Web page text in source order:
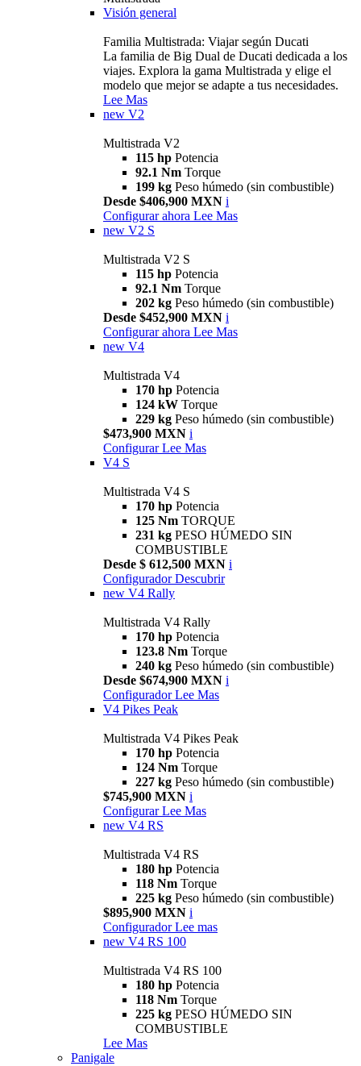
Visión general
Familia Multistrada: Viajar según Ducati
La familia de Big Dual de Ducati dedicada a los
viajes. Explora la gama Multistrada y elige el
modelo que mejor se adapte a tus necesidades.
Lee Mas
new V2
Multistrada V2
115 hp Potencia
92.1 Nm Torque
199 kg Peso húmedo (sin combustible)
Desde $406,900 MXN i
Configurar ahora Lee Mas
new V2 S
Multistrada V2 S
115 hp Potencia
92.1 Nm Torque
202 kg Peso húmedo (sin combustible)
Desde $452,900 MXN i
Configurar ahora Lee Mas
new V4
Multistrada V4
170 hp Potencia
124 kW Torque
229 kg Peso húmedo (sin combustible)
$473,900 MXN i
Configurar Lee Mas
V4 S
Multistrada V4 S
170 hp Potencia
125 Nm TORQUE
231 kg PESO HÚMEDO SIN
COMBUSTIBLE
Desde $ 612,500 MXN i
Configurador Descubrir
new V4 Rally
Multistrada V4 Rally
170 hp Potencia
123.8 Nm Torque
240 kg Peso húmedo (sin combustible)
Desde $674,900 MXN i
Configurador Lee Mas
V4 Pikes Peak
Multistrada V4 Pikes Peak
170 hp Potencia
124 Nm Torque
227 kg Peso húmedo (sin combustible)
$745,900 MXN i
Configurar Lee Mas
new V4 RS
Multistrada V4 RS
180 hp Potencia
118 Nm Torque
225 kg Peso húmedo (sin combustible)
$895,900 MXN i
Configurador Lee mas
new V4 RS 100
Multistrada V4 RS 100
180 hp Potencia
118 Nm Torque
225 kg PESO HÚMEDO SIN
COMBUSTIBLE
Lee Mas
Panigale